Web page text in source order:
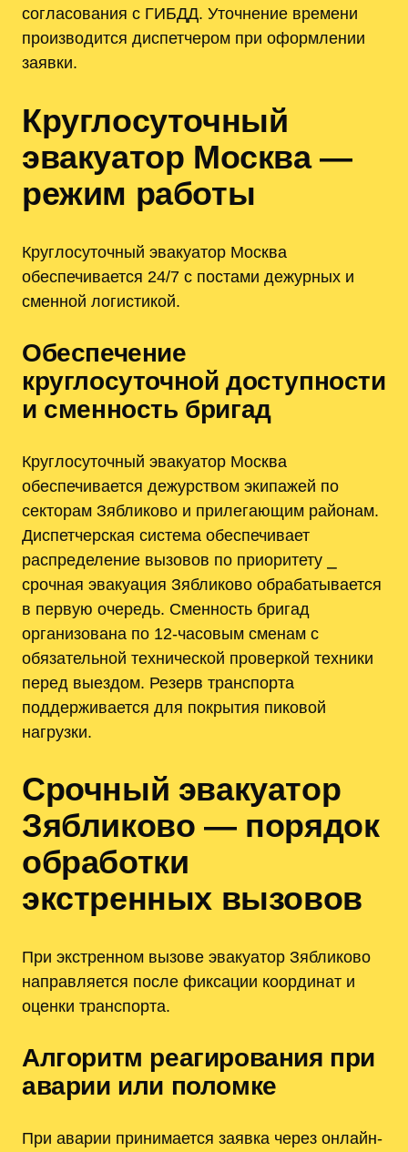
согласования с ГИБДД. Уточнение времени
производится диспетчером при оформлении
заявки.
Круглосуточный
эвакуатор Москва —
режим работы
Круглосуточный эвакуатор Москва
обеспечивается 24/7 с постами дежурных и
сменной логистикой.
Обеспечение
круглосуточной доступности
и сменность бригад
Круглосуточный эвакуатор Москва
обеспечивается дежурством экипажей по
секторам Зябликово и прилегающим районам.
Диспетчерская система обеспечивает
распределение вызовов по приоритету ⎯
срочная эвакуация Зябликово обрабатывается
в первую очередь. Сменность бригад
организована по 12‑часовым сменам с
обязательной технической проверкой техники
перед выездом. Резерв транспорта
поддерживается для покрытия пиковой
нагрузки.
Срочный эвакуатор
Зябликово — порядок
обработки
экстренных вызовов
При экстренном вызове эвакуатор Зябликово
направляется после фиксации координат и
оценки транспорта.
Алгоритм реагирования при
аварии или поломке
При аварии принимается заявка через онлайн-